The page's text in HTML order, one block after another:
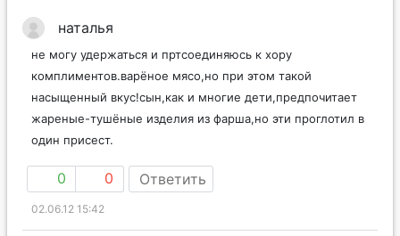
наталья
не могу удержаться и пртсоединяюсь к хору
комплиментов.варёное мясо,но при этом такой
насыщенный вкус!сын,как и многие дети,предпочитает
жареные-тушёные изделия из фарша,но эти проглотил в
один присест.
0 0 Ответить
02.06.12 15:42